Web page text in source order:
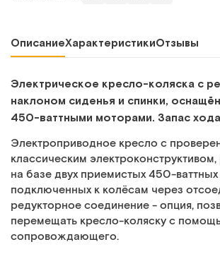
ОписаниеХарактеристикиОтзывы
Электрическое кресло-коляска с
наклоном сиденья и спинки,
450-ваттными моторами. Запас
Электроприводное кресло с
классическим
на базе двух приемистых 450-
подключенных к колёсам через
редукторное соединение - опция,
перемещать кресло-коляску с
сопровождающего.